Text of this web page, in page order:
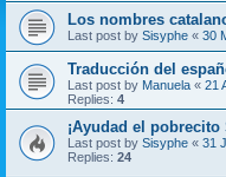
Los nombres
Last post by Sisyphe « 30
Traducción del
Last post by Manuela « 21
Replies: 4
¡Ayudad el
Last post by Sisyphe « 31
Replies: 24